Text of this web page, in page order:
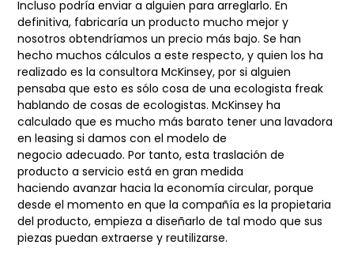
Incluso podría enviara alguien para arreglarlo. En
definitiva, fabricaría un producto mucho mejor y
nosotrosobtendríamos un precio más bajo. Se han
hecho muchos cálculos a este respecto, y quienlos ha
realizado es la consultora McKinsey, por si alguien
pensaba que esto es sólo cosade una ecologista freak
hablando de cosas de ecologistas. McKinsey ha
calculado quees mucho más barato tener una lavadora
en leasing si damos con el modelo de
negocioadecuado. Por tanto, esta traslación de
producto a servicio está en gran medida
haciendoavanzar hacia la economía circular, porque
desde el momento en que la compañía es lapropietaria
del producto, empieza a diseñarlo de tal modo que sus
piezas puedan extraersey reutilizarse.